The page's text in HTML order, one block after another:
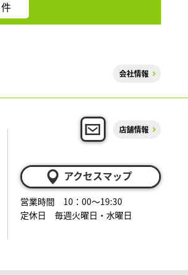
件
会社情報
店舗情報
アクセスマップ
営業時間 10：00～19:30
定休日 毎週火曜日・水曜日